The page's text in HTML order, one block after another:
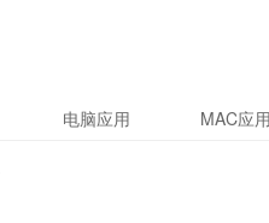
电脑应用 MAC应用